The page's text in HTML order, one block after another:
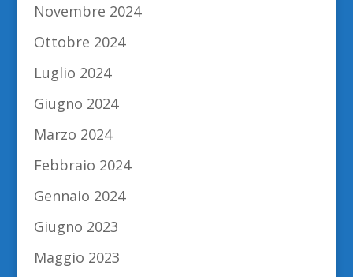
Novembre 2024
Ottobre 2024
Luglio 2024
Giugno 2024
Marzo 2024
Febbraio 2024
Gennaio 2024
Giugno 2023
Maggio 2023